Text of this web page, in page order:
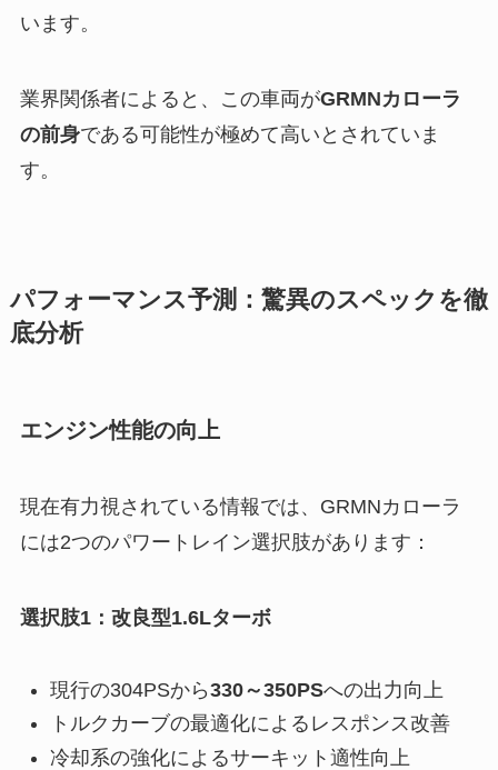
います。
業界関係者によると、この車両がGRMNカローラ
の前身である可能性が極めて高いとされていま
す。
パフォーマンス予測：驚異のスペックを徹
底分析
エンジン性能の向上
現在有力視されている情報では、GRMNカローラ
には2つのパワートレイン選択肢があります：
選択肢1：改良型1.6Lターボ
現行の304PSから330～350PSへの出力向上
トルクカーブの最適化によるレスポンス改善
冷却系の強化によるサーキット適性向上